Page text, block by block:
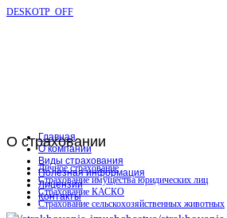
DESKOTP_OFF
О страховании
Личное страхование
Страхование имущества юридических лиц
Страхование КАСКО
Страхование сельскохозяйственных животных
Главная
О компании
Виды страхования
Полезная информация
Лицензии
Контакты